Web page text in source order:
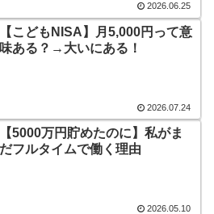
2026.06.25
【こどもNISA】月5,000円って意
味ある？→大いにある！
2026.07.24
【5000万円貯めたのに】私がま
だフルタイムで働く理由
2026.05.10